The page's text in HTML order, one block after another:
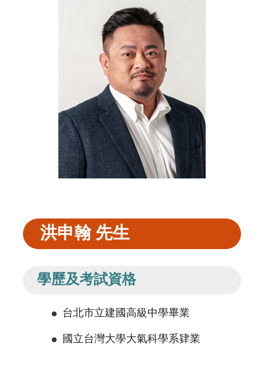
洪申翰 先生
學歷及考試資格
台北市立建國高級中學畢業
國立台灣大學大氣科學系肄業